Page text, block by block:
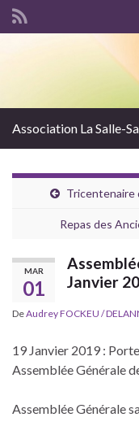
Association La Salle-
Tricentenaire
Repas des
MAR
01
Janvier
DeAudrey FOCKEU /
19 Janvier 2019 :
Assemblée Générale
Assemblée Générale